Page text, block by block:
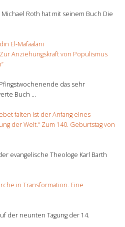
Roth hat mit seinem Buch Die
El-Mafaalani
Anziehungskraft von Populismus
das sehr
Buch ...
falten ist der Anfang eines
der Welt.“ Zum 140. Geburtstag von
evangelische Theologe Karl Barth
in Transformation. Eine
der neunten Tagung der 14.